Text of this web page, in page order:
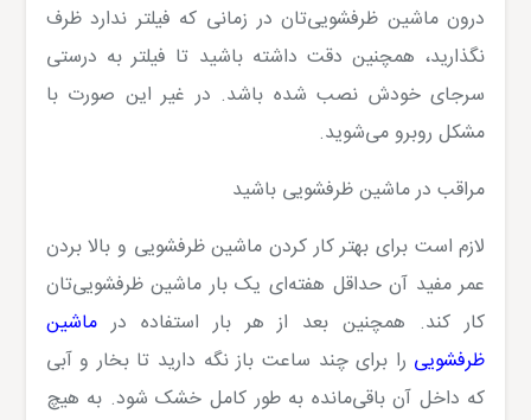
درون ماشین ظرفشویی‌تان در زمانی که فیلتر ندارد ظرف
نگذارید، همچنین دقت داشته باشید تا فیلتر به درستی
سرجای خودش نصب شده باشد. در غیر این صورت با
مشکل روبرو می‌شوید.
مراقب در ماشین ظرفشویی باشید
لازم است برای بهتر کار کردن ماشین ظرفشویی و بالا بردن
عمر مفید آن حداقل هفته‌ای یک بار ماشین ظرفشویی‌تان
کار کند. همچنین بعد از هر بار استفاده درماشین
ظرفشویی را برای چند ساعت باز نگه دارید تا بخار و آبی
که داخل آن باقی‌مانده به طور کامل خشک شود. به هیچ